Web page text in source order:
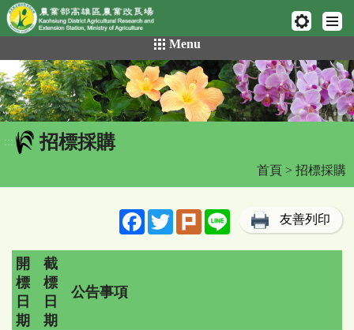
網頁置頂
到
主
要
內
容
區
Menu
::: 招標採購
首頁 > 招標採購
FacebookTwitterPlurk Line 友善列印
開
標
日
期
截
標
日
期
公告事項